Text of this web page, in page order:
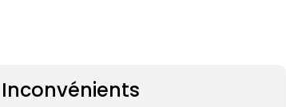
Inconvénients